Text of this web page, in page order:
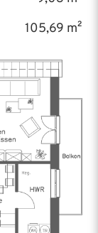
105,69 m²